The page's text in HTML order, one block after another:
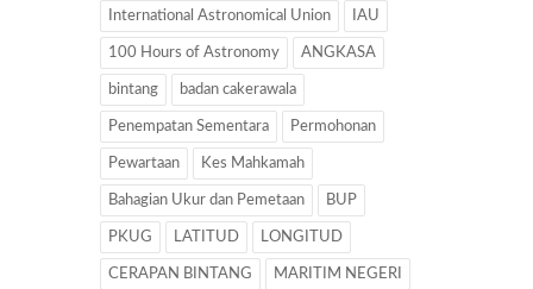
International Astronomical Union IAU
100 Hours of Astronomy ANGKASA
bintang badan cakerawala
Penempatan Sementara Permohonan
Pewartaan Kes Mahkamah
Bahagian Ukur dan Pemetaan BUP
PKUG LATITUD LONGITUD
CERAPAN BINTANG MARITIM NEGERI